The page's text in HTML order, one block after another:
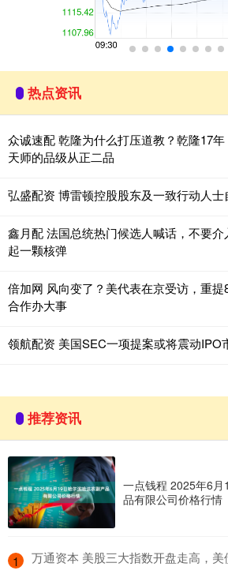
热点资讯
众诚速配 乾隆为什么打压道教？乾隆17
天师的品级从正二品
弘盛配资 博雷顿控股股东及一致行动人
鑫月配 法国总统热门候选人喊话，不要
起一颗核弹
倍加网 风向变了？美代表在京受访，重
合作办大事
领航配资 美国SEC一项提案或将震动IPO
推荐资讯
一点钱程 2025年6
品有限公司价格行情
1 万通资本 美股三大指数开盘走高，